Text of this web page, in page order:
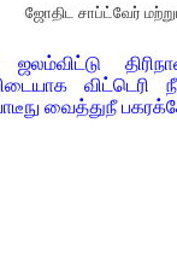
ஜோதிட சாப்ட்வேர்
ஜலம்விட்டு
விட்டெரி
வைத்துநீ